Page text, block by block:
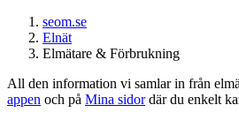
seom.se
Elnät
Elmätare & Förbrukning
All den information vi samlar in från
appen och på Mina sidordär du enkelt